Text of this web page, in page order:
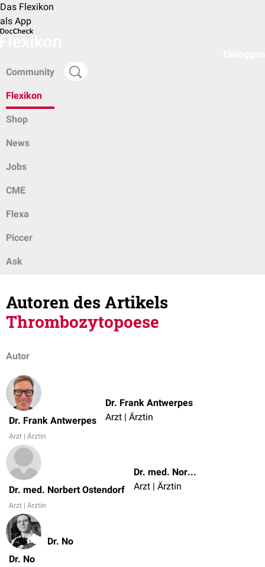
Das Flexikon
als App
Community
Flexikon
Shop
News
Jobs
CME
Flexa
Piccer
Ask
Autoren des Artikels
Thrombozytopoese
Autor
Dr. Frank Antwerpes
Arzt | Ärztin
Dr. Frank Antwerpes
Arzt | Ärztin
Dr. med. Norbert Ostendorf
Arzt | Ärztin
Dr. med. Norbert Ostendorf
Arzt | Ärztin
Dr. No
Dr. No